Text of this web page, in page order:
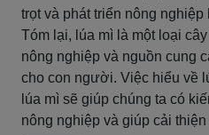
trọt và phát triển nông nghiệp
Tóm lại, lúa mì là một loại
nông nghiệp và nguồn cung
cho con người. Việc hiểu về
lúa mì sẽ giúp chúng ta có
nông nghiệp và giúp cải